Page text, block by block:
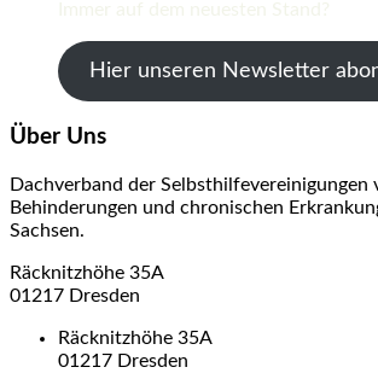
Hier unseren Newsletter
Über Uns
Dachverband der Selbsthilfevereinigungen
Behinderungen und chronischen
Sachsen.
Räcknitzhöhe 35A
01217 Dresden
Räcknitzhöhe 35A
01217 Dresden